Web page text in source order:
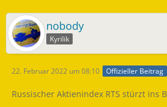
nobody
Kyrilik
22. Februar 2022 um 08:10 Offizieller Beitrag
Russischer Aktienindex RTS stürzt ins